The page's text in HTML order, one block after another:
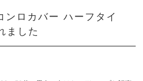
ブランド紹介
ンロカバー ハーフタイ
ました